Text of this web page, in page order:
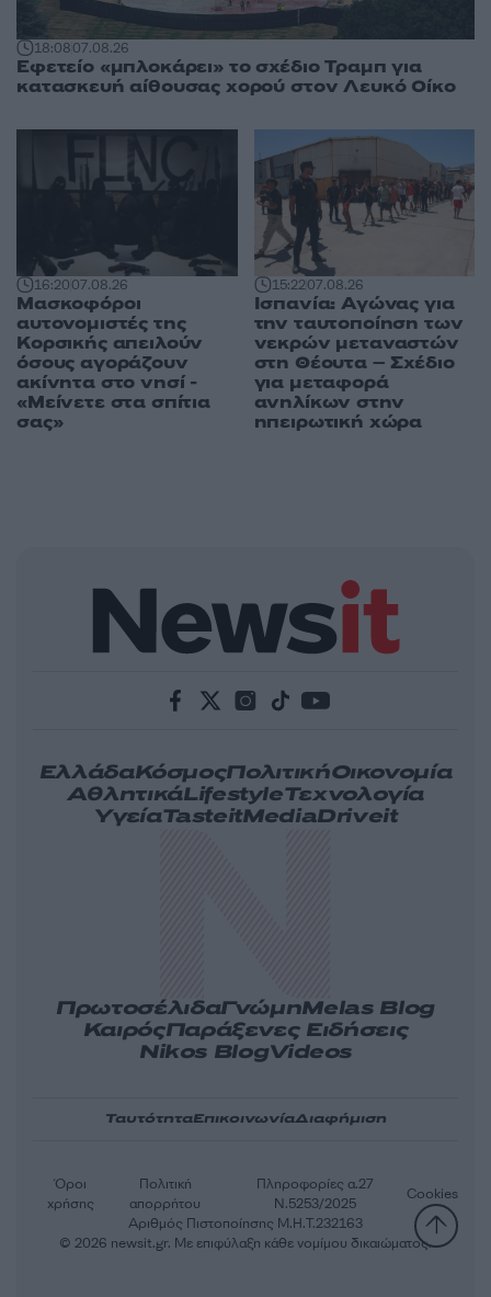
18:0807.08.26
Εφετείο «μπλοκάρει» το σχέδιο Τραμπ για
κατασκευή αίθουσας χορού στον Λευκό Οίκο
16:2007.08.26
Μασκοφόροι
αυτονομιστές της
Κορσικής απειλούν
όσους αγοράζουν
ακίνητα στο νησί -
«Μείνετε στα σπίτια
σας»
15:2207.08.26
Ισπανία: Αγώνας για
την ταυτοποίηση των
νεκρών μεταναστών
στη Θέουτα – Σχέδιο
για μεταφορά
ανηλίκων στην
ηπειρωτική χώρα
ΕλλάδαΚόσμοςΠολιτικήΟικονομία
ΑθλητικάLifestyleΤεχνολογία
ΥγείαTasteitMediaDriveit
ΠρωτοσέλιδαΓνώμηMelas Blog
ΚαιρόςΠαράξενες Ειδήσεις
Nikos BlogVideos
ΤαυτότηταΕπικοινωνίαΔιαφήμιση
Αριθμός Πιστοποίησης Μ.Η.Τ.232163
Όροι
χρήσης
Πολιτική
απορρήτου
Πληροφορίες α.27
Ν.5253/2025
Cookies
© 2026 newsit.gr. Με επιφύλαξη κάθε νομίμου δικαιώματος.